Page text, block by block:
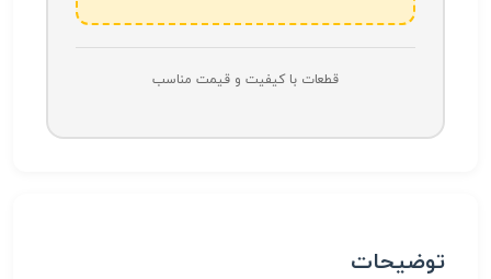
قطعات با کیفیت و قیمت مناسب
توضیحات